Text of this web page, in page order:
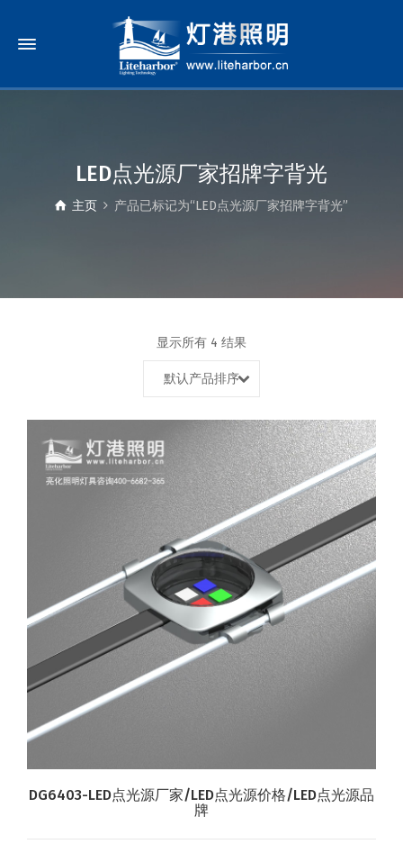
LED点光源厂家招牌字背光
主页 产品已标记为“LED点光源厂家招牌字背光”
显示所有 4 结果
默认产品排序
DG6403-LED点光源厂家/LED点光源价格/LED点光源品
牌